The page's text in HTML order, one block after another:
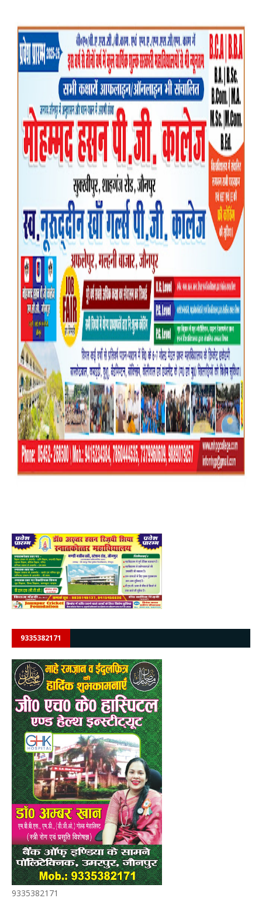
9335382171
9335382171